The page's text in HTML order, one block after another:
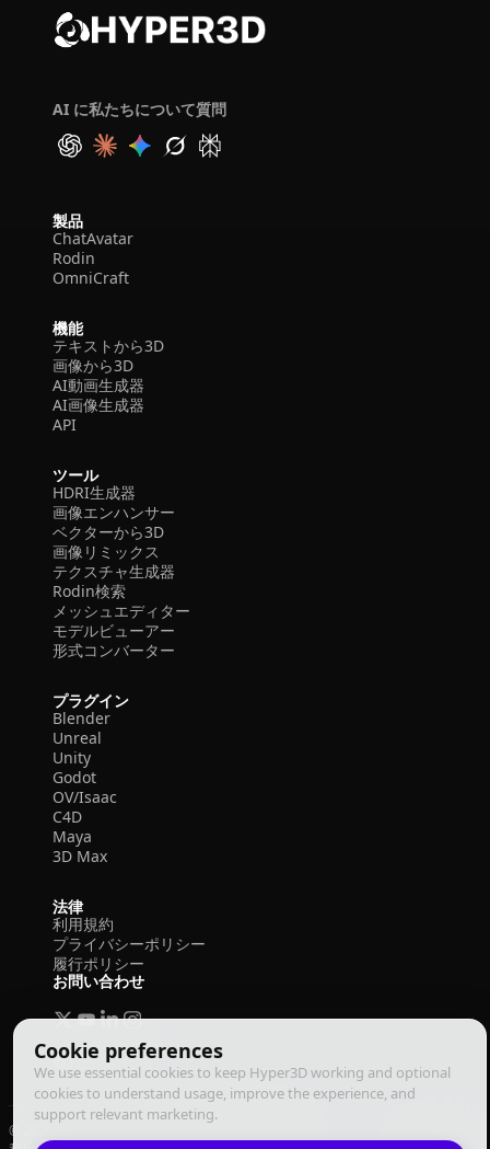
Cookie preferences
We use essential cookies to keep Hyper3D working and optional
cookies to understand usage, improve the experience, and
support relevant marketing.
AI に私たちについて質問
製品
ChatAvatar
Rodin
OmniCraft
機能
テキストから3D
画像から3D
AI動画生成器
AI画像生成器
API
ツール
HDRI生成器
画像エンハンサー
ベクターから3D
画像リミックス
テクスチャ生成器
Rodin検索
メッシュエディター
モデルビューアー
形式コンバーター
プラグイン
Blender
Unreal
Unity
Godot
OV/Isaac
C4D
Maya
3D Max
法律
利用規約
プライバシーポリシー
履行ポリシー
お問い合わせ
© 2026 Deemos Corporation. All rights reserved